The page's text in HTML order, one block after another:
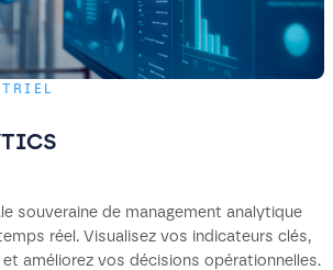
souveraine de management analytique
réel. Visualisez vos indicateurs clés,
améliorez vos décisions opérationnelles.